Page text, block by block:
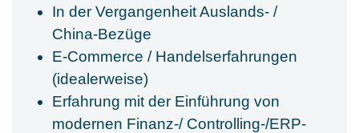
In der Vergangenheit Auslands- /
China-Bezüge
E-Commerce / Handelserfahrungen
(idealerweise)
Erfahrung mit der Einführung von
modernen Finanz-/ Controlling-/ERP-